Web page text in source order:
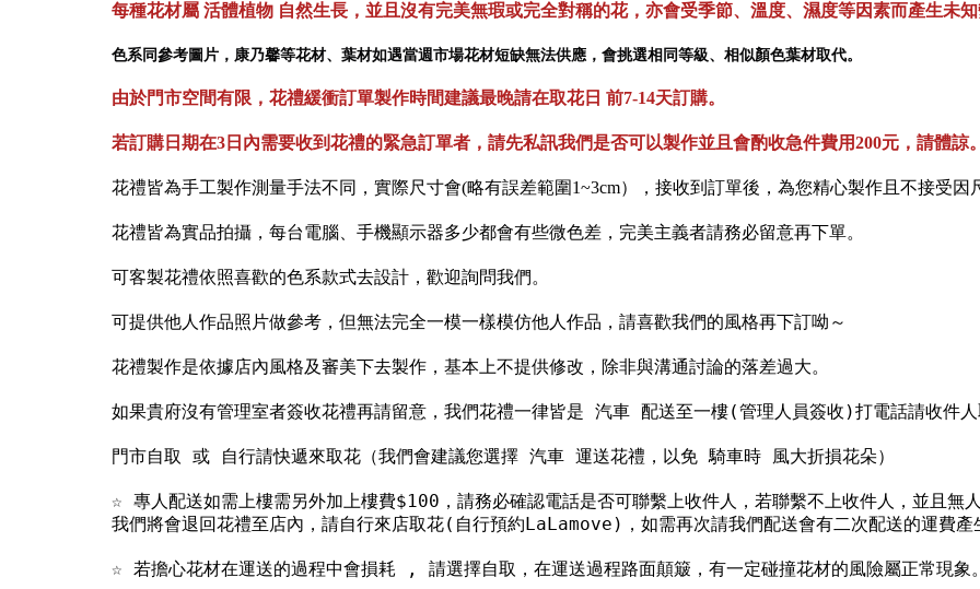
每種花材屬 活體植物 自然生長，並且沒有完美無瑕或完全對稱的花，亦會受季節、溫度、濕度等因素而產生未
色系同參考圖片，康乃馨等花材、葉材如遇當週市場花材短缺無法供應，會挑選相同等級、相似顏色葉材取代。
由於門市空間有限，花禮緩衝訂單製作時間建議最晚請在取花日 前7-14天訂購。
若訂購日期在3日內需要收到花禮的緊急訂單者，請先私訊我們是否可以製作並且會酌收急件費用200元，請體諒
花禮皆為手工製作測量手法不同，實際尺寸會(略有誤差範圍1~3cm），接收到訂單後，為您精心製作且不接受因
花禮皆為實品拍攝，每台電腦、手機顯示器多少都會有些微色差，完美主義者請務必留意再下單。
可客製花禮依照喜歡的色系款式去設計，歡迎詢問我們。
可提供他人作品照片做參考，但無法完全一模一樣模仿他人作品，請喜歡我們的風格再下訂呦～
花禮製作是依據店內風格及審美下去製作，基本上不提供修改，除非與溝通討論的落差過大。
如果貴府沒有管理室者簽收花禮再請留意，我們花禮一律皆是 汽車 配送至一樓(管理人員簽收)打電話請收件
門市自取 或 自行請快遞來取花（我們會建議您選擇 汽車 運送花禮，以免 騎車時 風大折損花朵）
☆ 專人配送如需上樓需另外加上樓費$100，請務必確認電話是否可聯繫上收件人，若聯繫不上收件人，並且無
我們將會退回花禮至店內，請自行來店取花(自行預約LaLamove)，如需再次請我們配送會有二次配送的運費產
☆ 若擔心花材在運送的過程中會損耗 , 請選擇自取，在運送過程路面顛簸，有一定碰撞花材的風險屬正常現象